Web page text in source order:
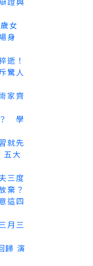
女
身
逝！
驚人
家齊
？ 學
就先
五大
三度
棄？
這四
月三
歸 演